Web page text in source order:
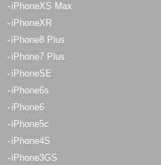
iPhoneXS Max
iPhoneXR
iPhone8 Plus
iPhone7 Plus
iPhoneSE
iPhone6s
iPhone6
iPhone5c
iPhone4S
iPhone3GS